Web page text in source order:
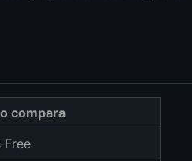
compara
Free